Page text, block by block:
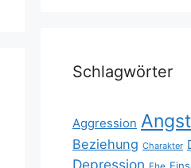
Schlagwörter
Aggression Angst
Beziehung Charakter
Depression Ehe